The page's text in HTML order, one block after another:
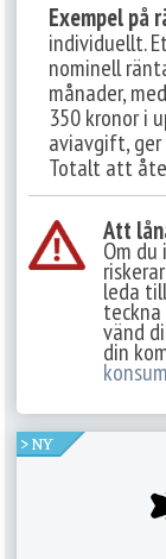
Exempel på
individuellt.
nominell
månader,
350 kronor i
aviavgift,
Totalt att
Att
Om
leda
vänd
din